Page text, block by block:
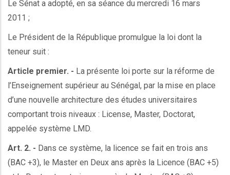
Le Sénat a adopté, en sa séance du mercredi 16 mars
2011 ;
Le Président de la République promulgue la loi dont la
teneur suit :
Article premier. - La présente loi porte sur la réforme de
l’Enseignement supérieur au Sénégal, par la mise en place
d’une nouvelle architecture des études universitaires
comportant trois niveaux : License, Master, Doctorat,
appelée système LMD.
Art. 2. - Dans ce système, la licence se fait en trois ans
(BAC +3), le Master en Deux ans après la Licence (BAC +5)